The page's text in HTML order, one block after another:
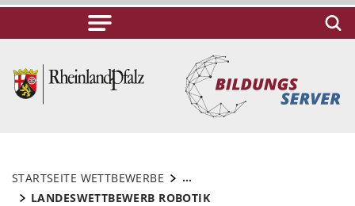
STARTSEITE WETTBEWERBE
...
LANDESWETTBEWERB ROBOTIK